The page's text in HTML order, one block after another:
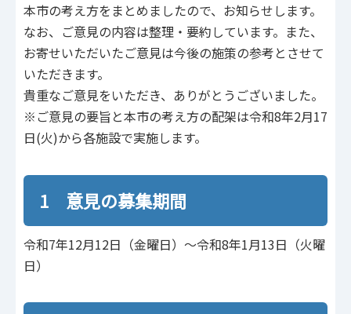
本市の考え方をまとめましたので、お知らせします。
なお、ご意見の内容は整理・要約しています。また、
お寄せいただいたご意見は今後の施策の参考とさせて
いただきます。
貴重なご意見をいただき、ありがとうございました。
※ご意見の要旨と本市の考え方の配架は令和8年2月17
日(火)から各施設で実施します。
1 意見の募集期間
令和7年12月12日（金曜日）～令和8年1月13日（火曜
日）